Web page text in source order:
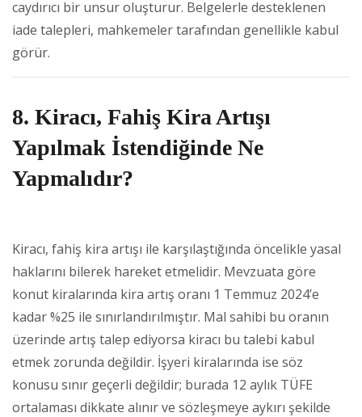
caydırıcı bir unsur oluşturur. Belgelerle desteklenen
iade talepleri, mahkemeler tarafından genellikle kabul
görür.
8. Kiracı, Fahiş Kira Artışı
Yapılmak İstendiğinde Ne
Yapmalıdır?
Kiracı, fahiş kira artışı ile karşılaştığında öncelikle yasal
haklarını bilerek hareket etmelidir. Mevzuata göre
konut kiralarında kira artış oranı 1 Temmuz 2024’e
kadar %25 ile sınırlandırılmıştır. Mal sahibi bu oranın
üzerinde artış talep ediyorsa kiracı bu talebi kabul
etmek zorunda değildir. İşyeri kiralarında ise söz
konusu sınır geçerli değildir; burada 12 aylık TÜFE
ortalaması dikkate alınır ve sözleşmeye aykırı şekilde